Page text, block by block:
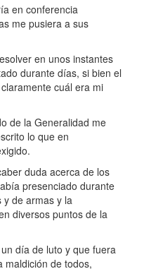
en conferencia
me pusiera a sus
en unos instantes
durante días, si bien el
cuál era mi
de la Generalidad me
lo que en
duda acerca de los
presenciado durante
y de armas y la
diversos puntos de la
día de luto y que fuera
maldición de todos,